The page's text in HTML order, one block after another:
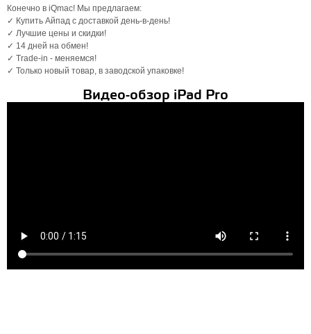
Конечно в iQmac! Мы предлагаем:
✓ Купить Айпад с доставкой день-в-день!
✓ Лучшие цены и скидки!
✓ 14 дней на обмен!
✓ Trade-in - меняемся!
✓ Только новый товар, в заводской упаковке!
Видео-обзор iPad Pro